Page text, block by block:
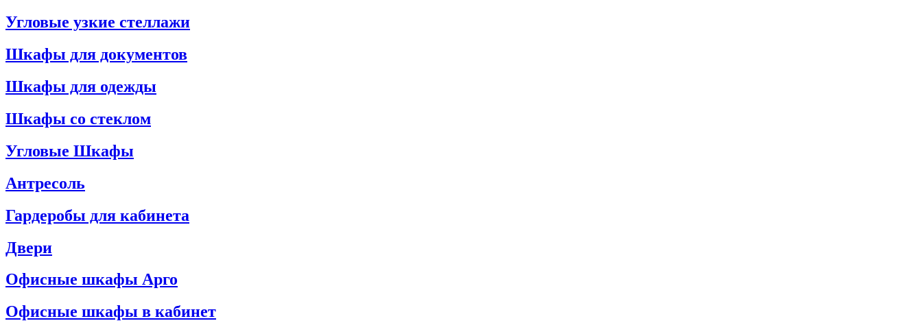
Угловые узкие стеллажи
Шкафы для документов
Шкафы для одежды
Шкафы со стеклом
Угловые Шкафы
Антресоль
Гардеробы для кабинета
Двери
Офисные шкафы Арго
Офисные шкафы в кабинет